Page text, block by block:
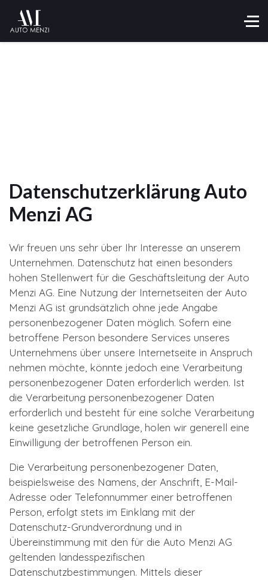
Datenschutzerklärung Auto
Menzi AG
Wir freuen uns sehr über Ihr Interesse an unserem
Unternehmen. Datenschutz hat einen besonders
hohen Stellenwert für die Geschäftsleitung der Auto
Menzi AG. Eine Nutzung der Internetseiten der Auto
Menzi AG ist grundsätzlich ohne jede Angabe
personenbezogener Daten möglich. Sofern eine
betroffene Person besondere Services unseres
Unternehmens über unsere Internetseite in Anspruch
nehmen möchte, könnte jedoch eine Verarbeitung
personenbezogener Daten erforderlich werden. Ist
die Verarbeitung personenbezogener Daten
erforderlich und besteht für eine solche Verarbeitung
keine gesetzliche Grundlage, holen wir generell eine
Einwilligung der betroffenen Person ein.
Die Verarbeitung personenbezogener Daten,
beispielsweise des Namens, der Anschrift, E-Mail-
Adresse oder Telefonnummer einer betroffenen
Person, erfolgt stets im Einklang mit der
Datenschutz-Grundverordnung und in
Übereinstimmung mit den für die Auto Menzi AG
geltenden landesspezifischen
Datenschutzbestimmungen. Mittels dieser